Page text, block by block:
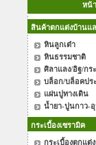
หน้
สินค้าตกแต่งบ้านแ
หินลูกเต๋า
หินธรรมชาติ
ศิลาแลง/อิฐ/กร
บล็อก/บล็อคปร
แผ่นปูทางเดิน
น้ำยา-ปูนกาว-
กระเบื้องเซรามิค
กระเบื้องตกแต่